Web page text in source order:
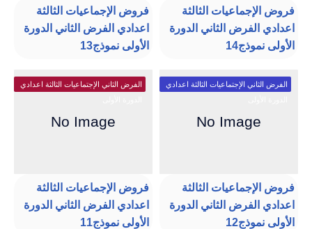
فروض الإجماعيات الثالثة
اعدادي الفرض الثاني الدورة
الأولى نموذج14
فروض الإجماعيات الثالثة
اعدادي الفرض الثاني الدورة
الأولى نموذج13
الفرض الثاني الإجتماعيات الثالثة اعدادي
فروض الإجماعيات الثالثة
اعدادي الفرض الثاني الدورة
الأولى نموذج12
الفرض الثاني الإجتماعيات الثالثة اعدادي
فروض الإجماعيات الثالثة
اعدادي الفرض الثاني الدورة
الأولى نموذج11